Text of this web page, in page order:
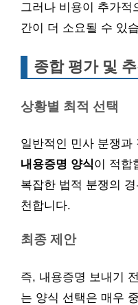
그러나 비용이 추가적
간이 더 소요될 수 있
종합 평가 및
상황별 최적 선택
일반적인 민사 분쟁과
내용증명 양식이 적합
복잡한 법적 분쟁의 경
천합니다.
최종 제안
즉, 내용증명 보내기
는 양식 선택은 매우